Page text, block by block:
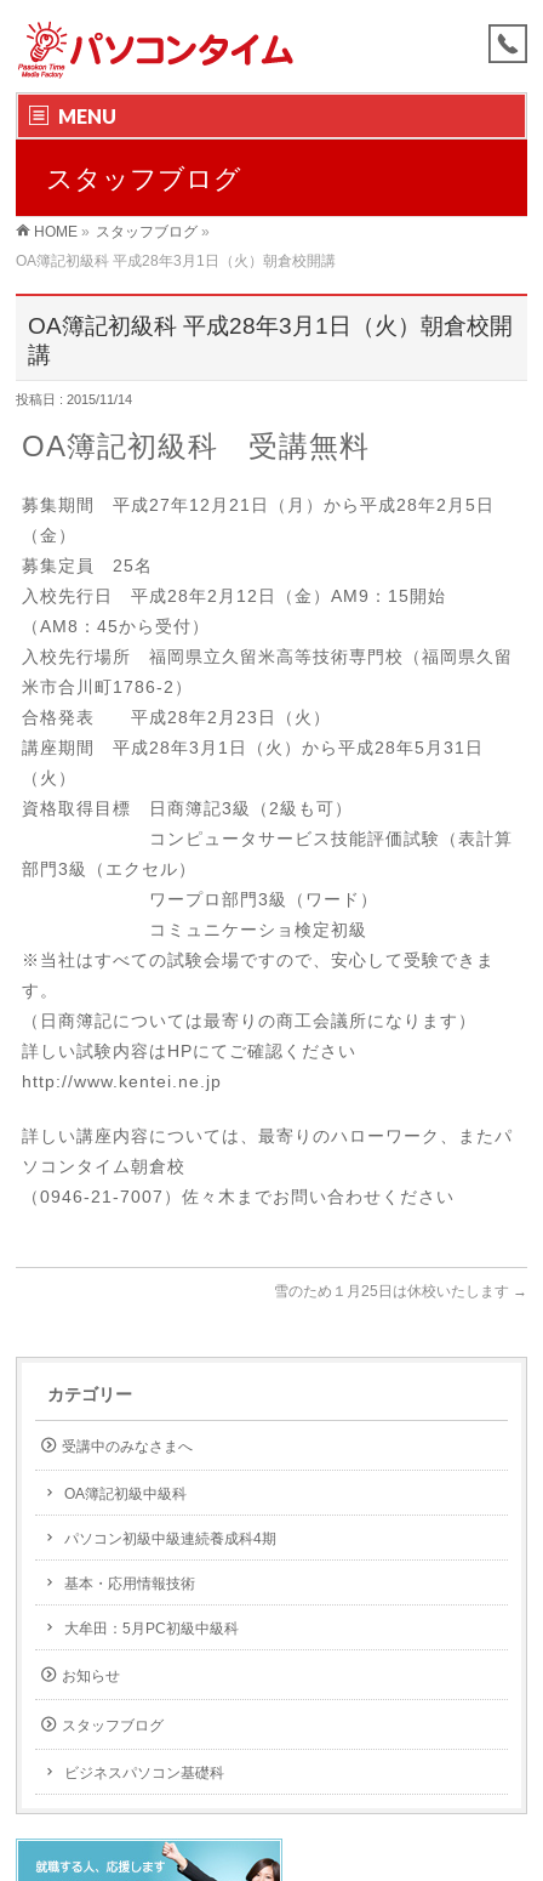
MENU
スタッフブログ
HOME » スタッフブログ »
OA簿記初級科 平成28年3月1日（火）朝倉校開講
OA簿記初級科 平成28年3月1日（火）朝倉校開
講
投稿日 : 2015/11/14
OA簿記初級科 受講無料
募集期間 平成27年12月21日（月）から平成28年2月5日
（金）
募集定員 25名
入校先行日 平成28年2月12日（金）AM9：15開始
（AM8：45から受付）
入校先行場所 福岡県立久留米高等技術専門校（福岡県久留
米市合川町1786-2）
合格発表 平成28年2月23日（火）
講座期間 平成28年3月1日（火）から平成28年5月31日
（火）
資格取得目標 日商簿記3級（2級も可）
コンピュータサービス技能評価試験（表計算
部門3級（エクセル）
ワープロ部門3級（ワード）
コミュニケーショ検定初級
※当社はすべての試験会場ですので、安心して受験できま
す。
（日商簿記については最寄りの商工会議所になります）
詳しい試験内容はHPにてご確認ください
http://www.kentei.ne.jp
詳しい講座内容については、最寄りのハローワーク、またパ
ソコンタイム朝倉校
（0946-21-7007）佐々木までお問い合わせください
雪のため１月25日は休校いたします →
カテゴリー
受講中のみなさまへ
OA簿記初級中級科
パソコン初級中級連続養成科4期
基本・応用情報技術
大牟田：5月PC初級中級科
お知らせ
スタッフブログ
ビジネスパソコン基礎科